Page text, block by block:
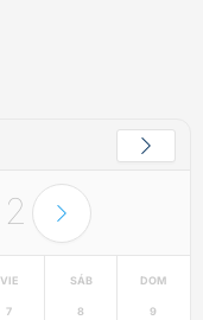
2
VIE
7
SÁB
8
DOM
9